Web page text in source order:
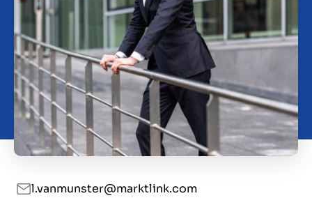
Contact
l.vanmunster@marktlink.com